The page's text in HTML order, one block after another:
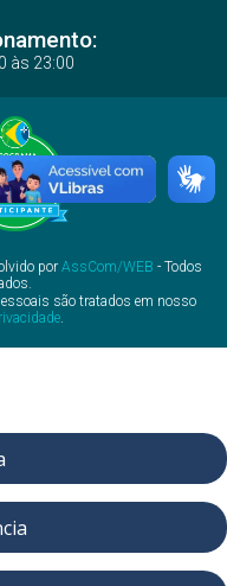
às 23:00
por AssCom/WEB - Todos
são tratados em nosso
.